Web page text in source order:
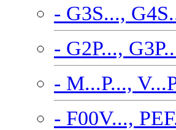
- G3S...,
- G2P...,
- M...P...,
- F00V...,